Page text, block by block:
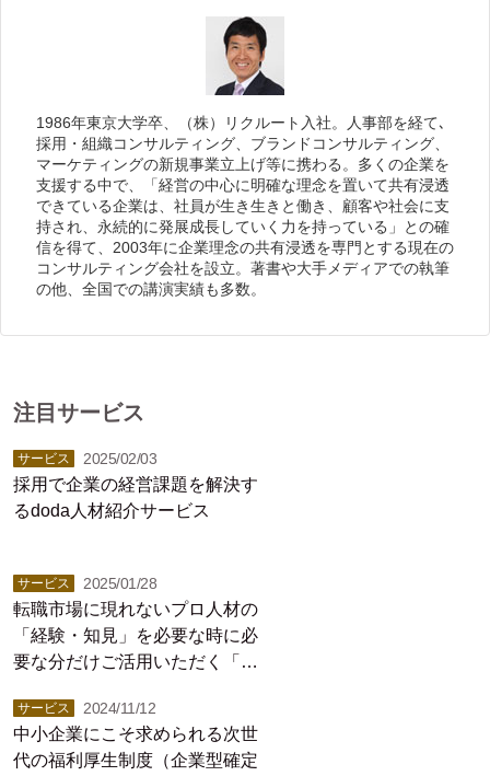
1986年東京大学卒、（株）リクルート入社。人事部を経て､
採用・組織コンサルティング、ブランドコンサルティング、
マーケティングの新規事業立上げ等に携わる。多くの企業を
支援する中で、「経営の中心に明確な理念を置いて共有浸透
できている企業は、社員が生き生きと働き、顧客や社会に支
持され、永続的に発展成長していく力を持っている」との確
信を得て、2003年に企業理念の共有浸透を専門とする現在の
コンサルティング会社を設立。著書や大手メディアでの執筆
の他、全国での講演実績も多数。
注目サービス
サービス 2025/02/03
採用で企業の経営課題を解決す
るdoda人材紹介サービス
サービス 2025/01/28
転職市場に現れないプロ人材の
「経験・知見」を必要な時に必
要な分だけご活用いただく「プ
サービス 2024/11/12
中小企業にこそ求められる次世
代の福利厚生制度（企業型確定